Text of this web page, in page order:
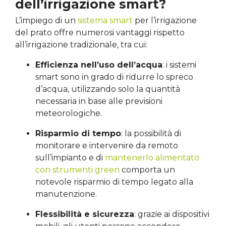
dell’irrigazione smart?
L’impiego di un sistema smart per l’irrigazione
del prato offre numerosi vantaggi rispetto
all’irrigazione tradizionale, tra cui:
Efficienza nell’uso dell’acqua: i sistemi
smart sono in grado di ridurre lo spreco
d’acqua, utilizzando solo la quantità
necessaria in base alle previsioni
meteorologiche.
Risparmio di tempo: la possibilità di
monitorare e intervenire da remoto
sull’impianto e di mantenerlo alimentato
con strumenti green comporta un
notevole risparmio di tempo legato alla
manutenzione.
Flessibilità e sicurezza: grazie ai dispositivi